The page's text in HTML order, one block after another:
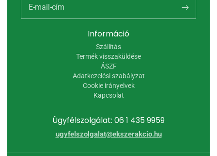
Ügyfélszolgálat: 06 1 435 9959
ugyfelszolgalat@ekszerakcio.hu
Információ
Szállítás
Termék visszaküldése
ÁSZF
Adatkezelési szabályzat
Cookie irányelvek
Kapcsolat
E-mail-cím